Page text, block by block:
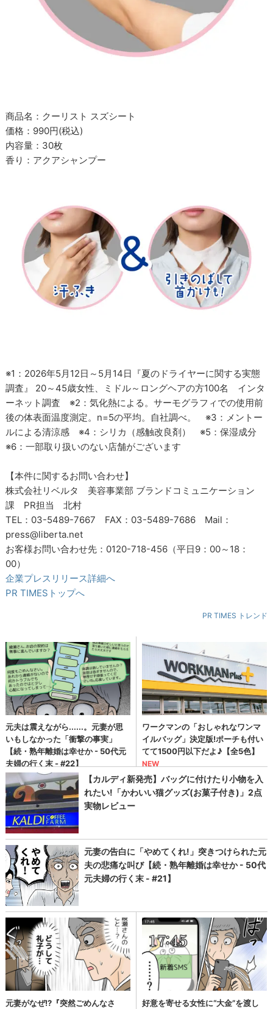
商品名：クーリスト スズシート
価格：990円(税込)
内容量：30枚
香り：アクアシャンプー
※1：2026年5月12日～5月14日『夏のドライヤーに関する実態
調査』 20～45歳女性、ミドル～ロングヘアの方100名 インタ
ーネット調査 ※2：気化熱による。サーモグラフィでの使用前
後の体表面温度測定。n=5の平均。自社調べ。 ※3：メントー
ルによる清涼感 ※4：シリカ（感触改良剤） ※5：保湿成分
※6：一部取り扱いのない店舗がございます
【本件に関するお問い合わせ】
株式会社リベルタ 美容事業部 ブランドコミュニケーション
課 PR担当 北村
TEL：03-5489-7667 FAX：03-5489-7686 Mail：
press@liberta.net
お客様お問い合わせ先：0120-718-456（平日9：00～18：
00）
企業プレスリリース詳細へ
PR TIMESトップへ
PR TIMES トレンド